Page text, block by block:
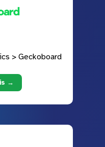
> Geckoboard
→